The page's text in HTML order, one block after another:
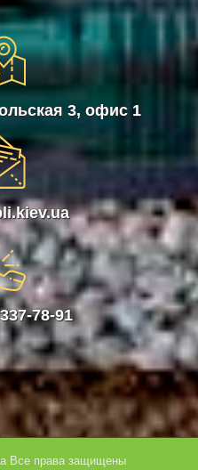
3, офис 1
78-91
Все права защищены